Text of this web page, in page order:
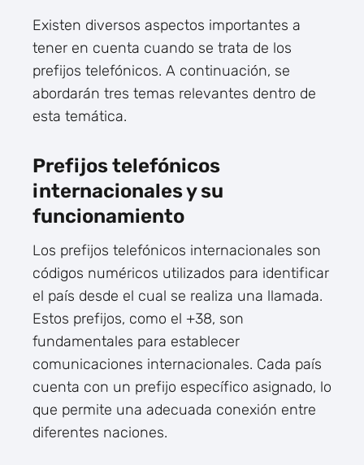
Existen diversos aspectos importantes a
tener en cuenta cuando se trata de los
prefijos telefónicos. A continuación, se
abordarán tres temas relevantes dentro de
esta temática.
Prefijos telefónicos
internacionales y su
funcionamiento
Los prefijos telefónicos internacionales son
códigos numéricos utilizados para identificar
el país desde el cual se realiza una llamada.
Estos prefijos, como el +38, son
fundamentales para establecer
comunicaciones internacionales. Cada país
cuenta con un prefijo específico asignado, lo
que permite una adecuada conexión entre
diferentes naciones.